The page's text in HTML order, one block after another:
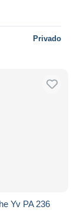
Privado
Yv PA 236